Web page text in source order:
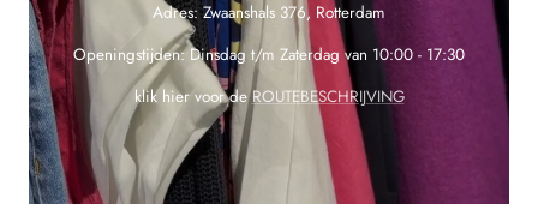
Adres: Zwaanshals 376, Rotterdam
Openingstijden: Dinsdag t/m Zaterdag van 10:00 - 17:30
klik hier voor deROUTEBESCHRIJVING